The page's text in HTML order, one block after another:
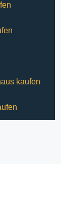
kaufen